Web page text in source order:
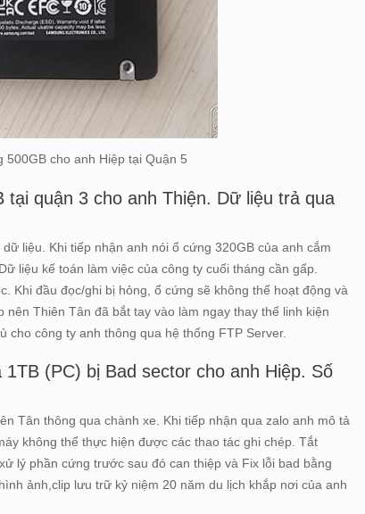
cho anh Hiệp tại Quận 5
quận 3 cho anh Thiện. Dữ liệu trả qua
liệu. Khi tiếp nhận anh nói ổ cứng 320GB của anh cắm
liệu kế toán làm việc của công ty cuối tháng cần gấp.
Khi đầu đọc/ghi bị hỏng, ổ cứng sẽ không thể hoạt động và
Thiên Tân đã bắt tay vào làm ngay thay thế linh kiện
công ty anh thông qua hệ thống FTP Server.
(PC) bị Bad sector cho anh Hiệp. Số
Tân thông qua chành xe. Khi tiếp nhận qua zalo anh mô tả
không thể thực hiện được các thao tác ghi chép. Tắt
lý phần cứng trước sau đó can thiệp và Fix lỗi bad bằng
ảnh,clip lưu trữ kỷ niệm 20 năm du lịch khắp nơi của anh